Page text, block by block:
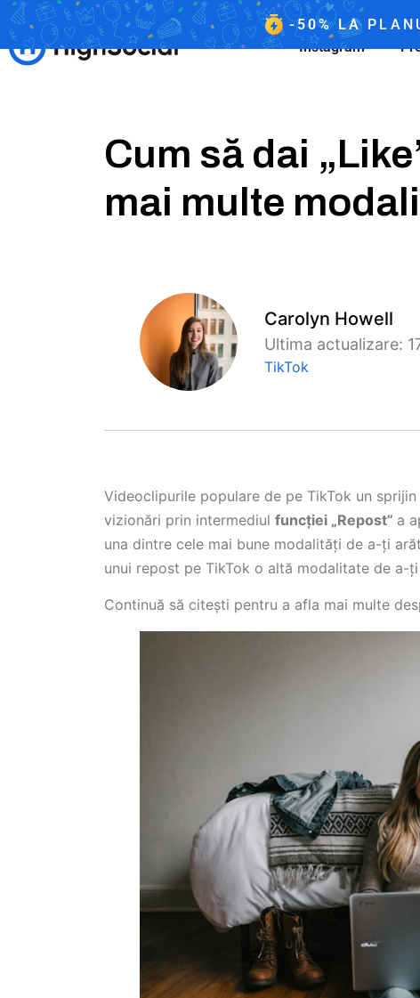
-50% LA
Instagram
Cum să dai
mai multe
Carolyn Howell
Ultima actualizare:
TikTok
Videoclipurile populare de pe TikTok un
vizionări prin intermediul funcției „Repost” a
una dintre cele mai bune modalități de a-ți
unui repost pe TikTok o altă modalitate de a-
Continuă să citești pentru a afla mai multe